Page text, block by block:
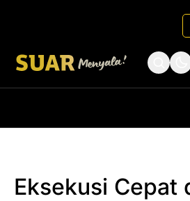
Eksekusi Cepat